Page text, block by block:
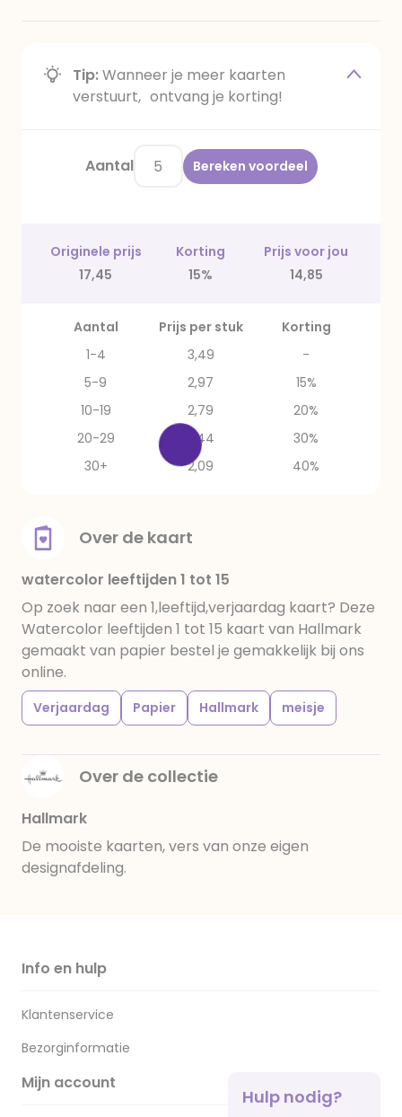
Tip:Wanneer je meer kaarten
verstuurt, ontvang je korting!
Aantal Bereken voordeel
Originele prijs Korting
Prijs voor jou
17,45
15% 14,85
Aantal Prijs per stuk
Korting
1-4
3,49
-
5-9
2,97
15%
10-19
2,79
20%
20-29
2,44
30%
30+
2,09 40%
Over de kaart
watercolor leeftijden 1 tot 15
Op zoek naar een 1,leeftijd,verjaardag kaart? Deze
Watercolor leeftijden 1 tot 15 kaart van Hallmark
gemaakt van papier bestel je gemakkelijk bij ons
online.
Verjaardag Papier Hallmark meisje
Over de collectie
Hallmark
De mooiste kaarten, vers van onze eigen
designafdeling.
Info en hulp
Klantenservice
Bezorginformatie
Mijn account
Hulp nodig?